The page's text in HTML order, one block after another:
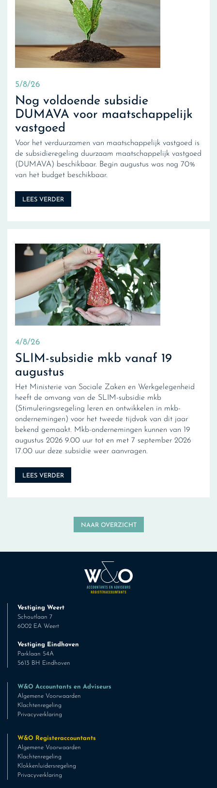
5/8/26
Nog voldoende subsidie
DUMAVA voor maatschappelijk
vastgoed
Voor het verduurzamen van maatschappelijk vastgoed is
de subsidieregeling duurzaam maatschappelijk vastgoed
(DUMAVA) beschikbaar. Begin augustus was nog 70%
van het budget beschikbaar.
LEES VERDER
4/8/26
SLIM-subsidie mkb vanaf 19
augustus
Het Ministerie van Sociale Zaken en Werkgelegenheid
heeft de omvang van de SLIM-subsidie mkb
(Stimuleringsregeling leren en ontwikkelen in mkb-
ondernemingen) voor het tweede tijdvak van dit jaar
bekend gemaakt. Mkb-ondernemingen kunnen van 19
augustus 2026 9.00 uur tot en met 7 september 2026
17.00 uur deze subsidie weer aanvragen.
LEES VERDER
NAAR OVERZICHT
Vestiging Weert
Schoutlaan 7
6002 EA Weert
Vestiging Eindhoven
Parklaan 54A
5613 BH Eindhoven
W&O Accountants en Adviseurs
Algemene Voorwaarden
Klachtenregeling
Privacyverklaring
W&O Registeraccountants
Algemene Voorwaarden
Klachtenregeling
Klokkenluidersregeling
Privacyverklaring